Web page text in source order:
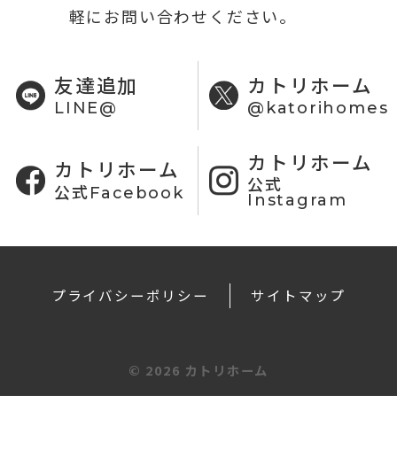
軽にお問い合わせください。
友達追加
LINE@
カトリホーム
@katorihomes
カトリホーム
公式Facebook
カトリホーム
公式
Instagram
プライバシーポリシー サイトマップ
© 2026 カトリホーム